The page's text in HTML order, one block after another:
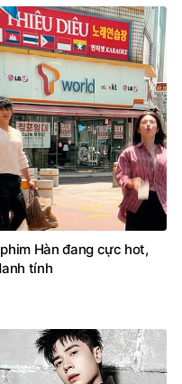
Hàn đang cực hot,
tính